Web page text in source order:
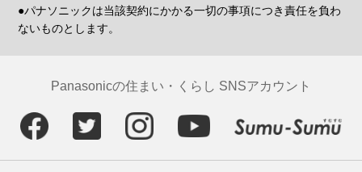
●パナソニックは当該契約にかかる一切の事項につき責任を負わ
ないものとします。
Panasonicの住まい・くらし SNSアカウント